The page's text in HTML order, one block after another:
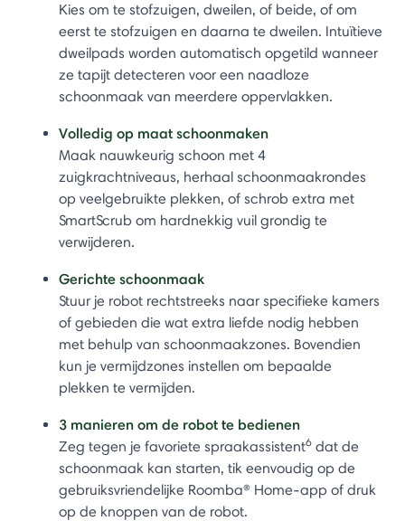
Kies om te stofzuigen, dweilen, of beide, of om
eerst te stofzuigen en daarna te dweilen. Intuïtieve
dweilpads worden automatisch opgetild wanneer
ze tapijt detecteren voor een naadloze
schoonmaak van meerdere oppervlakken.
Volledig op maat schoonmaken
Maak nauwkeurig schoon met 4
zuigkrachtniveaus, herhaal schoonmaakrondes
op veelgebruikte plekken, of schrob extra met
SmartScrub om hardnekkig vuil grondig te
verwijderen.
Gerichte schoonmaak
Stuur je robot rechtstreeks naar specifieke kamers
of gebieden die wat extra liefde nodig hebben
met behulp van schoonmaakzones. Bovendien
kun je vermijdzones instellen om bepaalde
plekken te vermijden.
3 manieren om de robot te bedienen
Zeg tegen je favoriete spraakassistent6 dat de
schoonmaak kan starten, tik eenvoudig op de
gebruiksvriendelijke Roomba® Home-app of druk
op de knoppen van de robot.